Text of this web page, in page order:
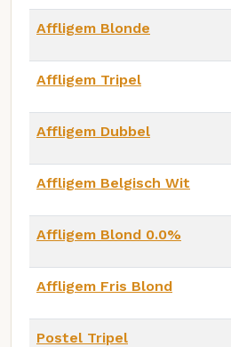
Affligem Blonde
Affligem Tripel
Affligem Dubbel
Affligem Belgisch Wit
Affligem Blond 0.0%
Affligem Fris Blond
Postel Tripel